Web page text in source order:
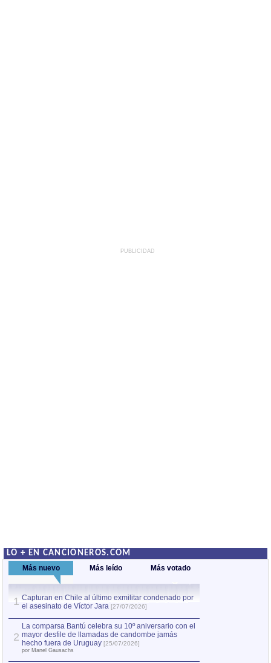
PUBLICIDAD
LO + EN CANCIONEROS.COM
Más nuevo Más leído Más votado
1 Capturan en Chile al último exmilitar condenado por
el asesinato de Víctor Jara [27/07/2026]
2
La comparsa Bantú celebra su 10º aniversario con el
mayor desfile de llamadas de candombe jamás
hecho fuera de Uruguay [25/07/2026]
por Manel Gausachs